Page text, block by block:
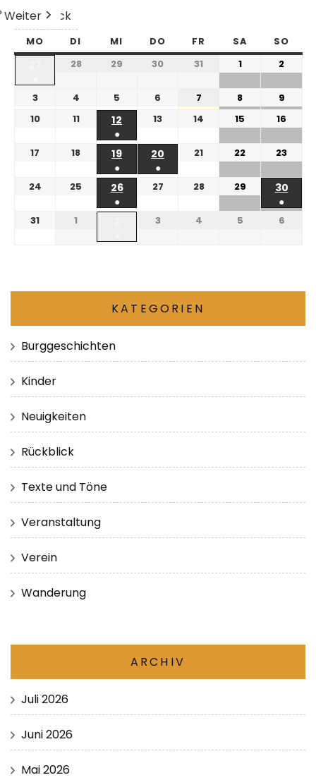
Zurück
Heute
Weiter
MO DI MI DO FR SA SO
28 29 30 31 1 2
3 4 5 6 7 8
9
10
11
12
●
13 14 15 16
17 18
19
●
20
●
21 22 23
24 25
26
●
27 28 29
30
●
31 1 3 4 5 6
KATEGORIEN
Burggeschichten
Kinder
Neuigkeiten
Rückblick
Texte und Töne
Veranstaltung
Verein
Wanderung
ARCHIV
Juli 2026
Juni 2026
Mai 2026